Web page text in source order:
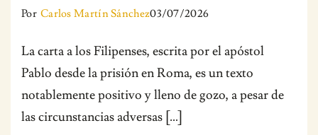
Por Carlos Martín Sánchez03/07/2026
La carta a los Filipenses, escrita por el apóstol
Pablo desde la prisión en Roma, es un texto
notablemente positivo y lleno de gozo, a pesar de
las circunstancias adversas […]